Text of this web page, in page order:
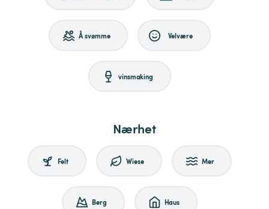
Å svømme Velvære
vinsmaking
Nærhet
Felt Wiese Mer
Berg Haus